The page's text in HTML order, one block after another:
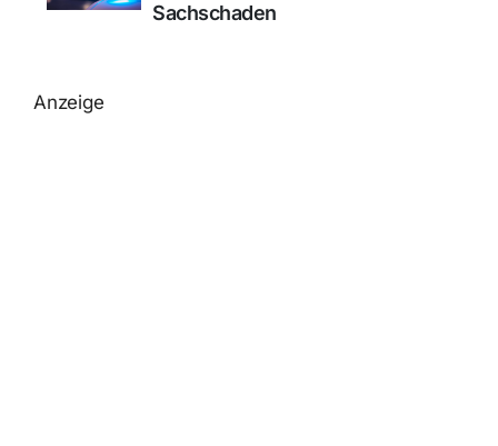
Sachschaden
Anzeige